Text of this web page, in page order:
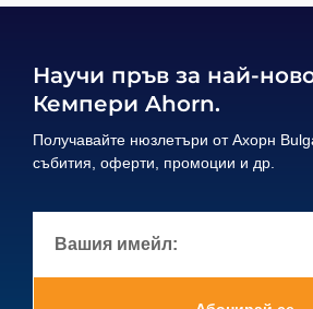
Научи пръв за най-
Кемпери Ahorn.
Получавайте нюзлетъри от Ахорн
събития, оферти, промоции и др.